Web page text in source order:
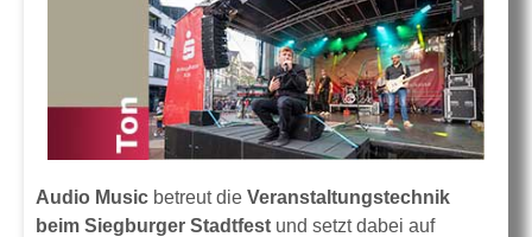
Audio Music betreut die Veranstaltungstechnik
beim Siegburger Stadtfest und setzt dabei auf